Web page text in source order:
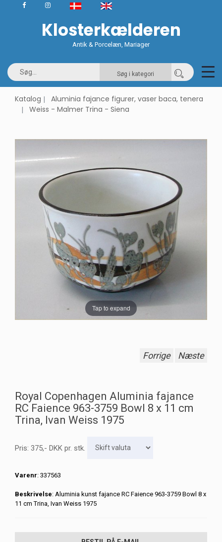
Klosterkælderen
Antik & Porcelæn, Mariager
Søg i kategori
Katalog
Aluminia fajance figurer, vaser baca, tenera
Weiss - Malmer Trina - Siena
Tap to expand
Forrige Næste
Royal Copenhagen Aluminia fajance
RC Faience 963-3759 Bowl 8 x 11 cm
Trina, Ivan Weiss 1975
Pris: 375,- DKK pr. stk.
Varenr: 337563
Beskrivelse: Aluminia kunst fajance RC Faience 963-3759 Bowl 8 x
11 cm Trina, Ivan Weiss 1975